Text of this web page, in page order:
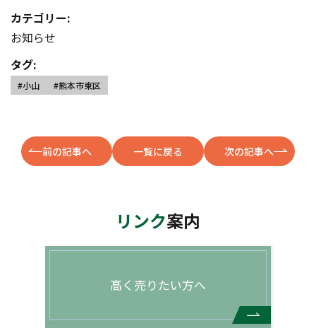
カテゴリー:
お知らせ
タグ:
#小山 #熊本市東区
前の記事へ 一覧に戻る 次の記事へ
リンク案内
高く売りたい方へ